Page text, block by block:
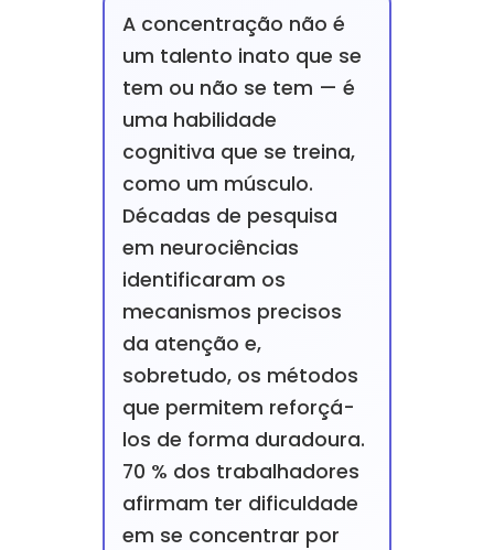
A concentração não é
um talento inato que se
tem ou não se tem — é
uma habilidade
cognitiva que se treina,
como um músculo.
Décadas de pesquisa
em neurociências
identificaram os
mecanismos precisos
da atenção e,
sobretudo, os métodos
que permitem reforçá-
los de forma duradoura.
70 % dos trabalhadores
afirmam ter dificuldade
em se concentrar por